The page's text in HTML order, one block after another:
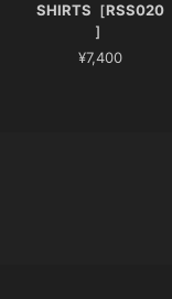
SHIRTS［RSS020
］
¥7,400